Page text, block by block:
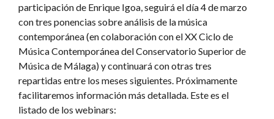
participación de Enrique Igoa, seguirá el día 4 de marzo
con tres ponencias sobre análisis de la música
contemporánea (en colaboración con el XX Ciclo de
Música Contemporánea del Conservatorio Superior de
Música de Málaga) y continuará con otras tres
repartidas entre los meses siguientes. Próximamente
facilitaremos información más detallada. Este es el
listado de los webinars: